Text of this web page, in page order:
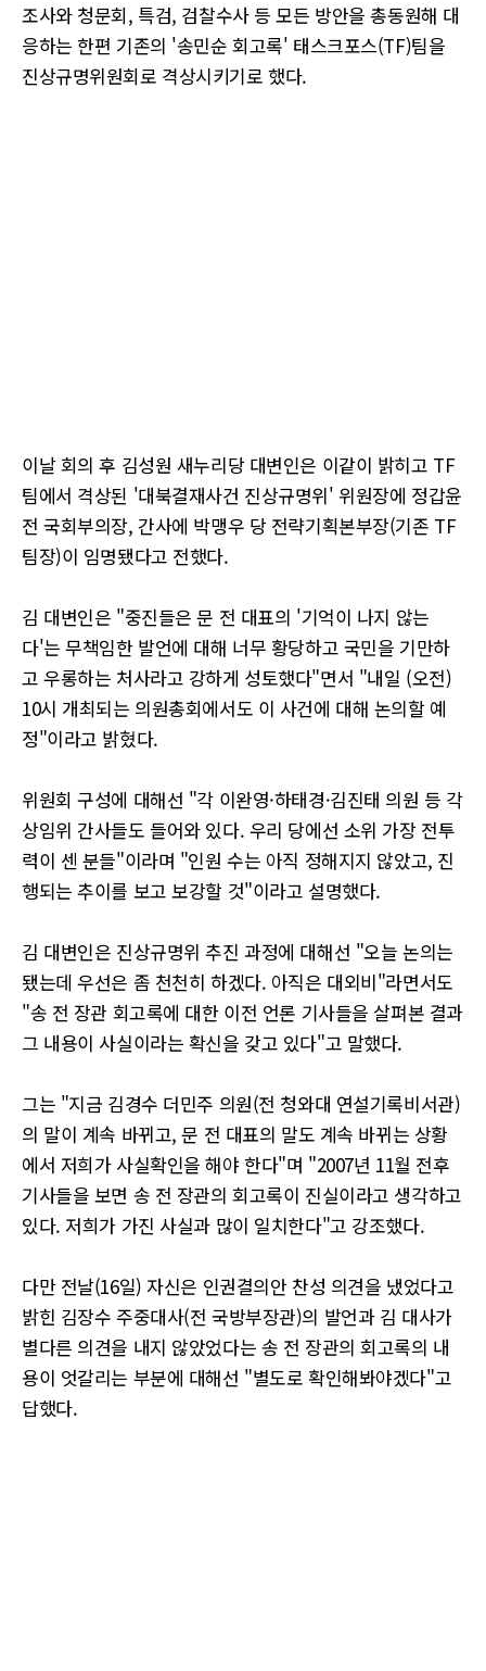
조사와 청문회, 특검, 검찰수사 등 모든 방안을 총동원해 대
응하는 한편 기존의 '송민순 회고록' 태스크포스(TF)팀을
진상규명위원회로 격상시키기로 했다.
이날 회의 후 김성원 새누리당 대변인은 이같이 밝히고 TF
팀에서 격상된 '대북결재사건 진상규명위' 위원장에 정갑윤
전 국회부의장, 간사에 박맹우 당 전략기획본부장(기존 TF
팀장)이 임명됐다고 전했다.
김 대변인은 "중진들은 문 전 대표의 '기억이 나지 않는
다'는 무책임한 발언에 대해 너무 황당하고 국민을 기만하
고 우롱하는 처사라고 강하게 성토했다"면서 "내일 (오전)
10시 개최되는 의원총회에서도 이 사건에 대해 논의할 예
정"이라고 밝혔다.
위원회 구성에 대해선 "각 이완영·하태경·김진태 의원 등 각
상임위 간사들도 들어와 있다. 우리 당에선 소위 가장 전투
력이 센 분들"이라며 "인원 수는 아직 정해지지 않았고, 진
행되는 추이를 보고 보강할 것"이라고 설명했다.
김 대변인은 진상규명위 추진 과정에 대해선 "오늘 논의는
됐는데 우선은 좀 천천히 하겠다. 아직은 대외비"라면서도
"송 전 장관 회고록에 대한 이전 언론 기사들을 살펴본 결과
그 내용이 사실이라는 확신을 갖고 있다"고 말했다.
그는 "지금 김경수 더민주 의원(전 청와대 연설기록비서관)
의 말이 계속 바뀌고, 문 전 대표의 말도 계속 바뀌는 상황
에서 저희가 사실확인을 해야 한다"며 "2007년 11월 전후
기사들을 보면 송 전 장관의 회고록이 진실이라고 생각하고
있다. 저희가 가진 사실과 많이 일치한다"고 강조했다.
다만 전날(16일) 자신은 인권결의안 찬성 의견을 냈었다고
밝힌 김장수 주중대사(전 국방부장관)의 발언과 김 대사가
별다른 의견을 내지 않았었다는 송 전 장관의 회고록의 내
용이 엇갈리는 부분에 대해선 "별도로 확인해봐야겠다"고
답했다.